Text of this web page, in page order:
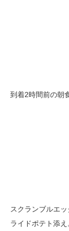
到着2時間前の朝
スクランブルエ
ライドポテト添え